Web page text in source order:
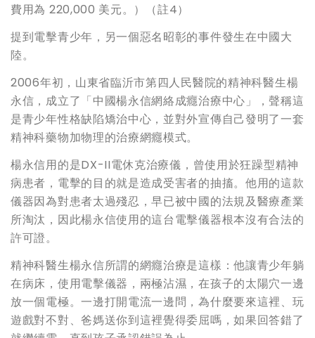
費用為 220,000 美元。）（註4）
提到電擊青少年，另一個惡名昭彰的事件發生在中國大
陸。
2006年初，山東省臨沂市第四人民醫院的精神科醫生楊
永信，成立了「中國楊永信網絡成癮治療中心」，聲稱這
是青少年性格缺陷矯治中心，並對外宣傳自己發明了一套
精神科藥物加物理的治療網癮模式。
楊永信用的是DX-II電休克治療儀，曾使用於狂躁型精神
病患者，電擊的目的就是造成受害者的抽搐。他用的這款
儀器因為對患者太過殘忍，早已被中國的法規及醫療產業
所淘汰，因此楊永信使用的這台電擊儀器根本沒有合法的
許可證。
精神科醫生楊永信所謂的網癮治療是這樣：他讓青少年躺
在病床，使用電擊儀器，兩極沾濕，在孩子的太陽穴一邊
放一個電極。一邊打開電流一邊問，為什麼要來這裡、玩
遊戲對不對、爸媽送你到這裡覺得委屈嗎，如果回答錯了